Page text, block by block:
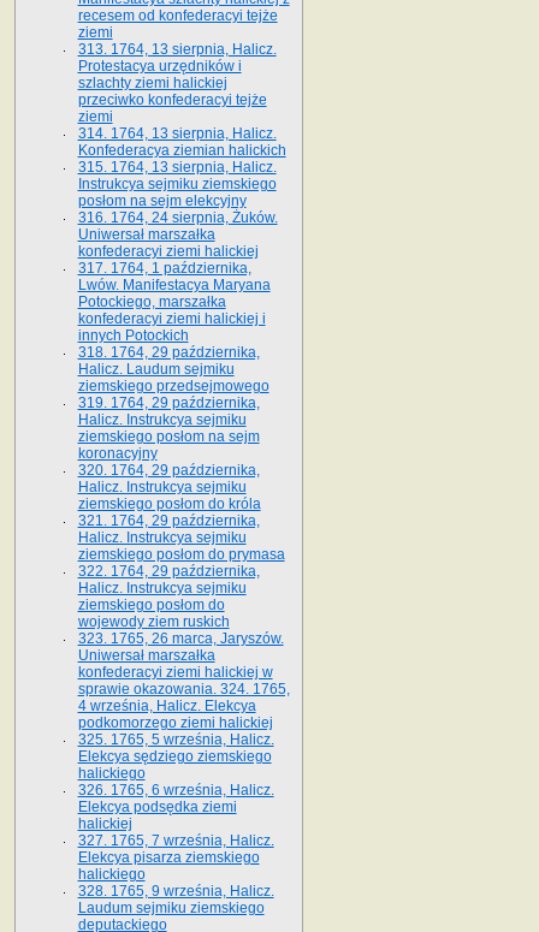
recesem od konfederacyi tejże
ziemi
313. 1764, 13 sierpnia, Halicz.
Protestacya urzędników i
szlachty ziemi halickiej
przeciwko konfederacyi tejże
ziemi
314. 1764, 13 sierpnia, Halicz.
Konfederacya ziemian halickich
315. 1764, 13 sierpnia, Halicz.
Instrukcya sejmiku ziemskiego
posłom na sejm elekcyjny
316. 1764, 24 sierpnia, Żuków.
Uniwersał marszałka
konfederacyi ziemi halickiej
317. 1764, 1 października,
Lwów. Manifestacya Maryana
Potockiego, marszałka
konfederacyi ziemi halickiej i
innych Potockich
318. 1764, 29 października,
Halicz. Laudum sejmiku
ziemskiego przedsejmowego
319. 1764, 29 października,
Halicz. Instrukcya sejmiku
ziemskiego posłom na sejm
koronacyjny
320. 1764, 29 października,
Halicz. Instrukcya sejmiku
ziemskiego posłom do króla
321. 1764, 29 października,
Halicz. Instrukcya sejmiku
ziemskiego posłom do prymasa
322. 1764, 29 października,
Halicz. Instrukcya sejmiku
ziemskiego posłom do
wojewody ziem ruskich
323. 1765, 26 marca, Jaryszów.
Uniwersał marszałka
konfederacyi ziemi halickiej w
sprawie okazowania. 324. 1765,
4 września, Halicz. Elekcya
podkomorzego ziemi halickiej
325. 1765, 5 września, Halicz.
Elekcya sędziego ziemskiego
halickiego
326. 1765, 6 września, Halicz.
Elekcya podsędka ziemi
halickiej
327. 1765, 7 września, Halicz.
Elekcya pisarza ziemskiego
halickiego
328. 1765, 9 września, Halicz.
Laudum sejmiku ziemskiego
deputackiego